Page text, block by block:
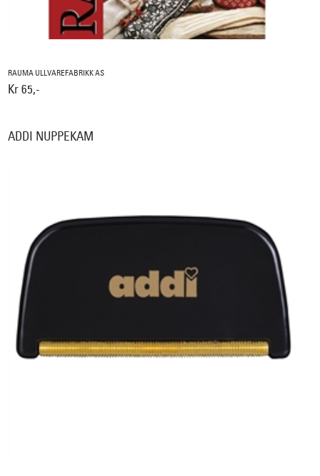
RAUMA ULLVAREFABRIKK AS
Kr 65,-
ADDI NUPPEKAM